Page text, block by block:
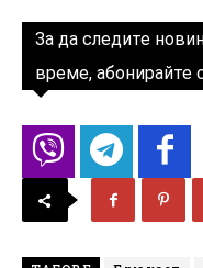
За да следите
време, абонирайте